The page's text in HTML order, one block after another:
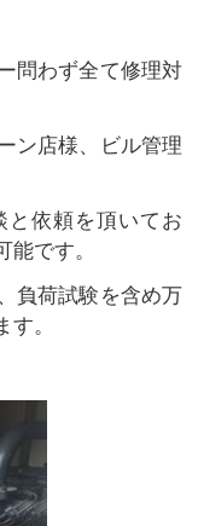
問わず全て修理対
ン店様、ビル管理
と依頼を頂いてお
です。
負荷試験を含め万
。